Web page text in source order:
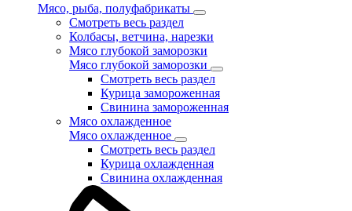
Мясо, рыба, полуфабрикаты
Смотреть весь раздел
Колбасы, ветчина, нарезки
Мясо глубокой заморозки
Мясо глубокой заморозки
Смотреть весь раздел
Курица замороженная
Свинина замороженная
Мясо охлажденное
Мясо охлажденное
Смотреть весь раздел
Курица охлажденная
Свинина охлажденная